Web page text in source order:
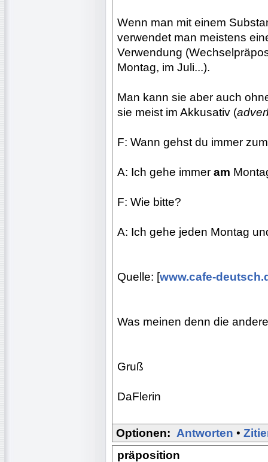
Wenn man mit einem
verwendet man meistens
Verwendung
Montag, im Juli...).
Man kann sie aber auch
sie meist im Akkusativ (
F: Wann gehst du immer
A: Ich gehe immer am
F: Wie bitte?
A: Ich gehe jeden Montag
Quelle: [www.cafe-
Was meinen denn die
Gruß
DaFlerin
Optionen: Antworten •
präposition